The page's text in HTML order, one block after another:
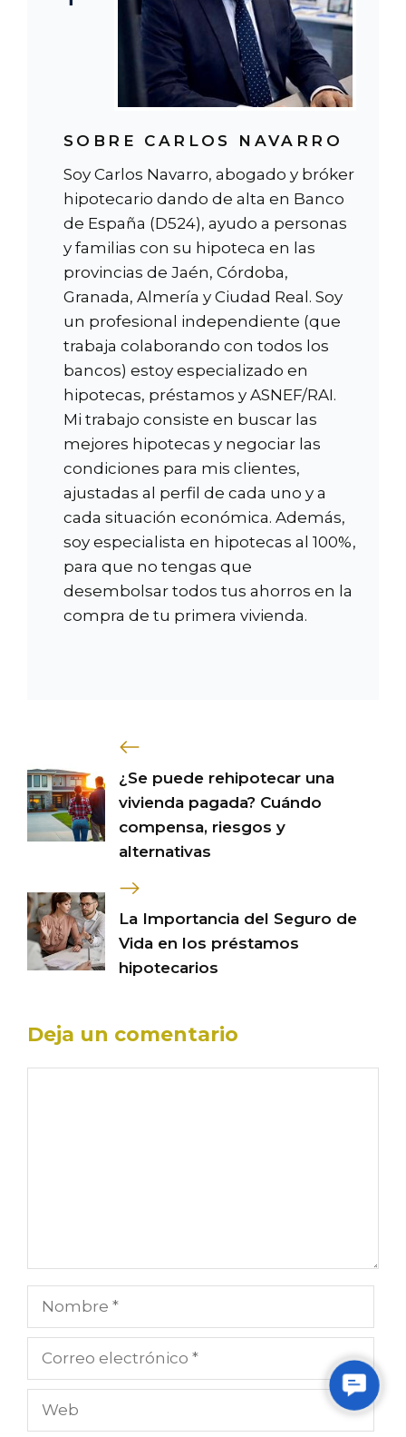
SOBRE CARLOS NAVARRO
Soy Carlos Navarro, abogado y bróker
hipotecario dando de alta en Banco
de España (D524), ayudo a personas
y familias con su hipoteca en las
provincias de Jaén, Córdoba,
Granada, Almería y Ciudad Real. Soy
un profesional independiente (que
trabaja colaborando con todos los
bancos) estoy especializado en
hipotecas, préstamos y ASNEF/RAI.
Mi trabajo consiste en buscar las
mejores hipotecas y negociar las
condiciones para mis clientes,
ajustadas al perfil de cada uno y a
cada situación económica. Además,
soy especialista en hipotecas al 100%,
para que no tengas que
desembolsar todos tus ahorros en la
compra de tu primera vivienda.
¿Se puede rehipotecar una
vivienda pagada? Cuándo
compensa, riesgos y
alternativas
La Importancia del Seguro de
Vida en los préstamos
hipotecarios
Deja un comentario
Nombre
Us